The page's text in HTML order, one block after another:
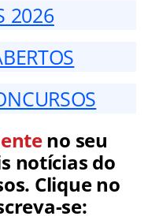
2026
no seu
notícias do
Clique no
se: